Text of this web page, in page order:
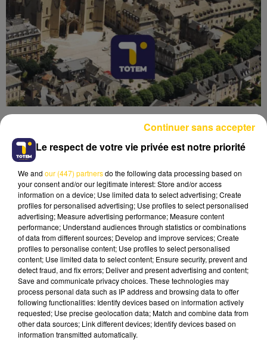
Lecture (5 min 1 sec)
30 mai 2025 - 5 min 1 sec
L'INFO DE LA LOZÈRE DU 30/05/25 À
08H01
L'info de la Lozère
Le respect de votre vie privée est notre priorité
We and our (447) partnersdo the following data processing based on
your consent and/or our legitimate interest: Store and/or access
information on a device; Use limited data to select advertising; Create
profiles for personalised advertising; Use profiles to select personalised
advertising; Measure advertising performance; Measure content
performance; Understand audiences through statistics or combinations
of data from different sources; Develop and improve services; Create
profiles to personalise content; Use profiles to select personalised
content; Use limited data to select content; Ensure security, prevent and
detect fraud, and fix errors; Deliver and present advertising and content;
Save and communicate privacy choices. These technologies may
process personal data such as IP address and browsing data to offer
following functionalities: Identify devices based on information actively
requested; Use precise geolocation data; Match and combine data from
other data sources; Link different devices; Identify devices based on
information transmitted automatically.
Continuer sans accepter